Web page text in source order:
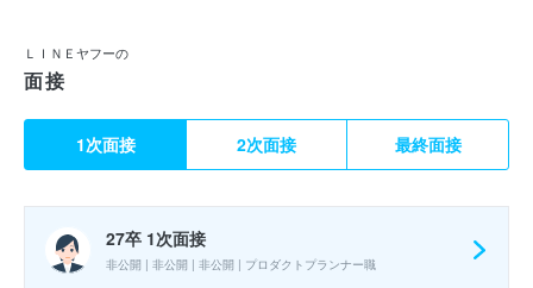
ＬＩＮＥヤフーの
面接
1次面接 2次面接 最終面接
27卒 1次面接
非公開 | 非公開 | 非公開 | プロダクトプランナー職